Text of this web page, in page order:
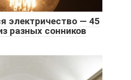
электричество — 45
разных сонников